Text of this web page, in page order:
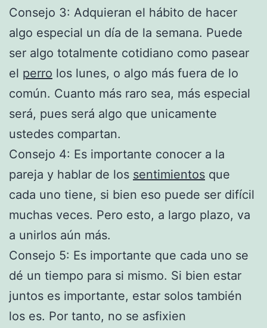
Consejo 3: Adquieran el hábito de hacer
algo especial un día de la semana. Puede
ser algo totalmente cotidiano como pasear
el perro los lunes, o algo más fuera de lo
común. Cuanto más raro sea, más especial
será, pues será algo que unicamente
ustedes compartan.
Consejo 4: Es importante conocer a la
pareja y hablar de los sentimientos que
cada uno tiene, si bien eso puede ser difícil
muchas veces. Pero esto, a largo plazo, va
a unirlos aún más.
Consejo 5: Es importante que cada uno se
dé un tiempo para si mismo. Si bien estar
juntos es importante, estar solos también
los es. Por tanto, no se asfixien